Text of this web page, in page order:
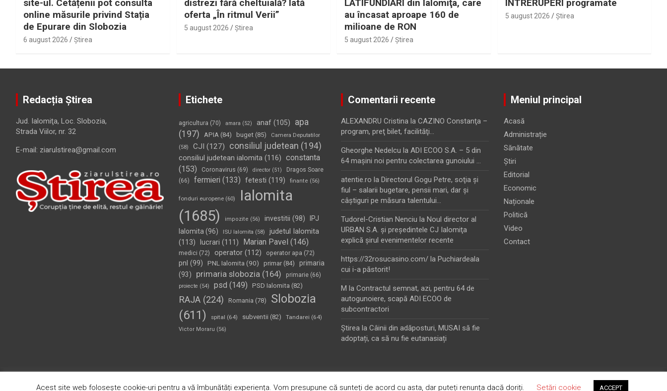
site-ul. Cetățenii pot consulta
online măsurile privind Stația
de Epurare din Slobozia
6 august 2026 Ştirea
distrezi fără cheltuială? Iată
oferta „În ritmul Verii”
5 august 2026 Ştirea
LATIFUNDIARI din Ialomiţa, care
au încasat aproape 160 de
milioane de RON
5 august 2026 Ştirea
ÎNTRERUPERI programate
5 august 2026 Ştirea
Redacția Știrea
Jud. Ialomiţa, Loc. Slobozia,
Strada Viilor, nr. 32
E-mail: ziarulstirea@gmail.com
Etichete
agricultura (70) amara (52) anaf(105)
apa
(197)
APIA(84) buget(85)
Camera Deputatilor
(58)
CJI (127) consiliul judetean (194)
consiliul judetean ialomita(116) constanta
(153)
Coronavirus (69) director(51)
Dragos Soare
(66)
fermieri (133) fetesti (119) finante (56)
fonduri europene(60)
Ialomita
(1685)
impozite (56) investitii (98)
IPJ
Ialomita (96) ISU Ialomita (58)
judetul Ialomita
(113) lucrari (111) Marian Pavel (146)
medici (72) operator(112) operator apa (72)
pnl (99) PNL Ialomita (90) primar(84)
primaria
(93)
primaria slobozia(164) primarie(66)
proiecte (54) psd (149) PSD Ialomita (82)
RAJA(224) Romania (78)
Slobozia
(611)
spital (64) subventii (82) Tandarei (64)
Victor Moraru (56)
Comentarii recente
ALEXANDRU Cristina la CAZINO Constanţa –
program, preţ bilet, facilităţi…
Gheorghe Nedelcu la ADI ECOO S.A. – 5 din
64 maşini noi pentru colectarea gunoiului …
atentie.ro la Directorul Gogu Petre, soţia şi
fiul – salarii bugetare, pensii mari, dar şi
câştiguri pe măsura talentului…
Tudorel-Cristian Nenciu la Noul director al
URBAN S.A. şi preşedintele CJ Ialomiţa
explică şirul evenimentelor recente
https://32rosucasino.com/ la Puchiardeala
cui i-a păstorit!
M la Contractul semnat, azi, pentru 64 de
autogunoiere, scapă ADI ECOO de
subcontractori
Ştirea la Câinii din adăposturi, MUSAI să fie
adoptați, ca să nu fie eutanasiați
Meniul principal
Acasă
Administrație
Sănătate
Știri
Editorial
Economic
Naționale
Politică
Video
Contact
Copyright © 2026Ziarul Știrea Theme by:Theme Horse Proudly Powered by:WordPress
Acest site web folosește cookie-uri pentru a vă îmbunătăți experiența. Vom presupune că sunteți de acord cu asta, dar puteți renunța dacă doriți. Setări cookie ACCEPT